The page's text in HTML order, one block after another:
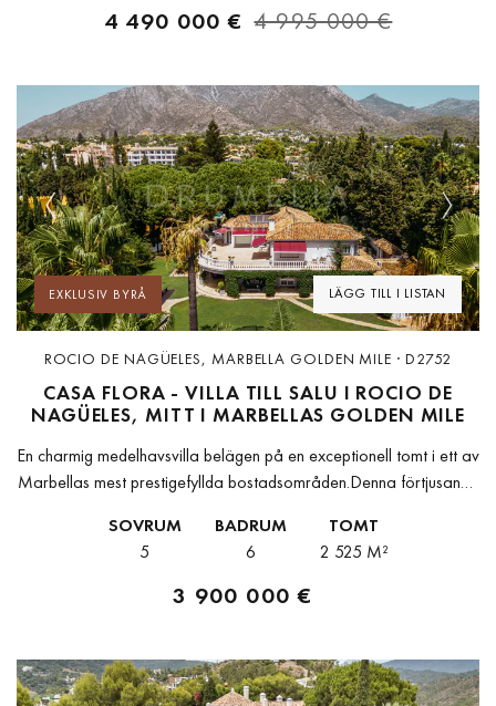
4 490 000 € 4 995 000 €
LÄGG TILL I LISTAN
Previous Next
EXKLUSIV BYRÅ
ROCIO DE NAGÜELES, MARBELLA GOLDEN MILE · D2752
CASA FLORA - VILLA TILL SALU I ROCIO DE
NAGÜELES, MITT I MARBELLAS GOLDEN MILE
En charmig medelhavsvilla belägen på en exceptionell tomt i ett av
Marbellas mest prestigefyllda bostadsområden.Denna förtjusande
med en generös och privat tomt...
SOVRUM
5
BADRUM
6
TOMT
2 525 M²
3 900 000 €